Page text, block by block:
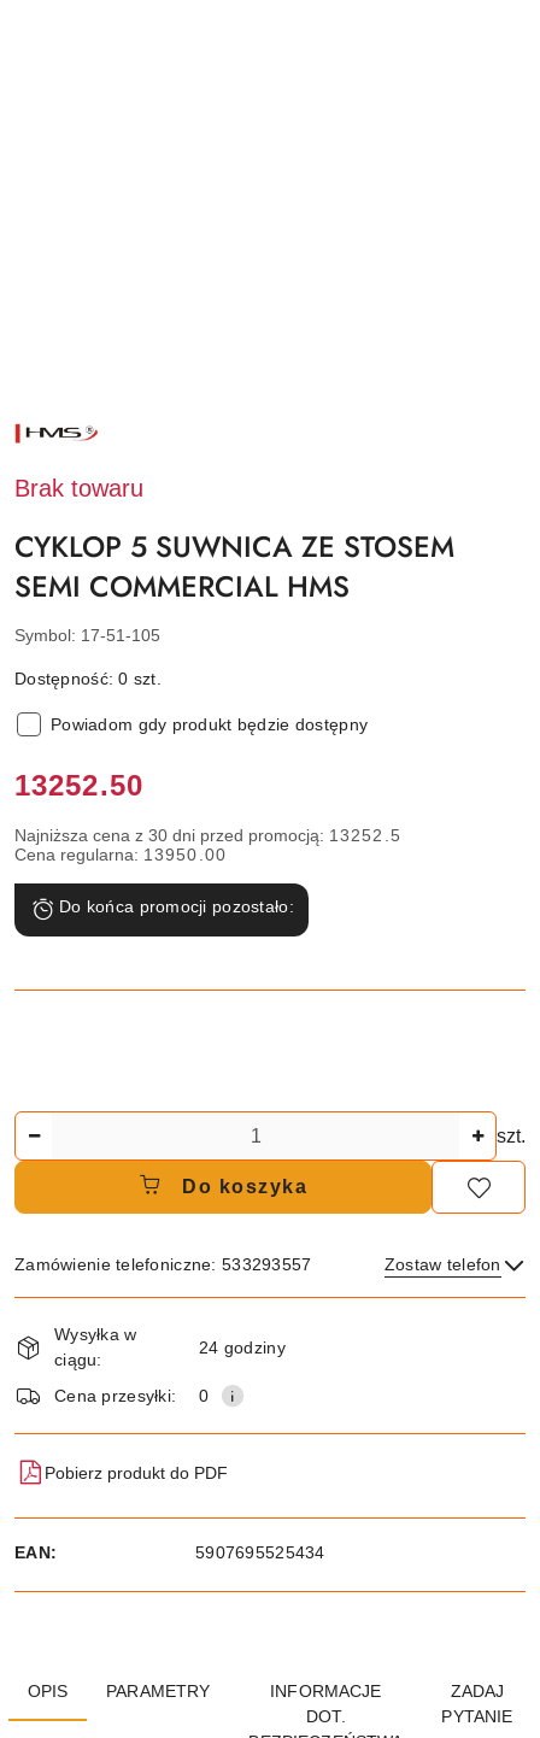
NAZWA
PRODUCENTA:
Brak towaru
CYKLOP 5 SUWNICA ZE STOSEM
SEMI COMMERCIAL HMS
Symbol: 17-51-105
Dostępność:0 szt.
Powiadom gdy produkt będzie dostępny
Cena:
13252.50
Najniższa cena z 30 dni przed promocją: 13252.5
Cena regularna: 13950.00
Do końca promocji pozostało:
szt.
Do koszyka
Zamówienie telefoniczne: 533293557 Zostaw telefon
i
dostawa
Wysyłka w
ciągu:
24 godziny
Cena przesyłki: 0
Pobierz produkt do PDF
EAN: 5907695525434
OPIS PARAMETRY
INFORMACJE
DOT.
ZADAJ
PYTANIE